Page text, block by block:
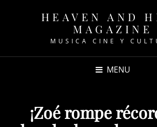
HEAVEN AND
MAGAZINE
MUSICA CINE Y
MENU
¡Zoé rompe